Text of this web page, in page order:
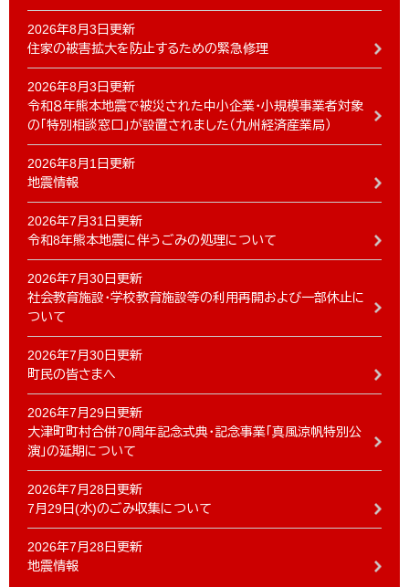
2026年8月3日更新
住家の被害拡大を防止するための緊急修理
2026年8月3日更新
令和８年熊本地震で被災された中小企業・小規模事業者対象
の「特別相談窓口」が設置されました（九州経済産業局）
2026年8月1日更新
地震情報
2026年7月31日更新
令和8年熊本地震に伴うごみの処理について
2026年7月30日更新
社会教育施設・学校教育施設等の利用再開および一部休止に
ついて
2026年7月30日更新
町民の皆さまへ
2026年7月29日更新
大津町町村合併70周年記念式典・記念事業「真風涼帆特別公
演」の延期について
2026年7月28日更新
7月29日(水)のごみ収集について
2026年7月28日更新
地震情報